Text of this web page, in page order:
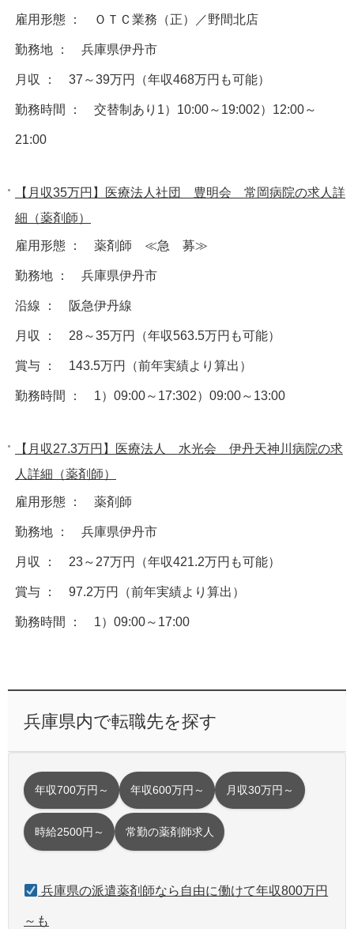
雇用形態 ： ＯＴＣ業務（正）／野間北店
勤務地 ： 兵庫県伊丹市
月収 ： 37～39万円（年収468万円も可能）
勤務時間 ： 交替制あり1）10:00～19:002）12:00～
21:00
【月収35万円】医療法人社団 豊明会 常岡病院の求人詳
細（薬剤師）
雇用形態 ： 薬剤師 ≪急 募≫
勤務地 ： 兵庫県伊丹市
沿線 ： 阪急伊丹線
月収 ： 28～35万円（年収563.5万円も可能）
賞与 ： 143.5万円（前年実績より算出）
勤務時間 ： 1）09:00～17:302）09:00～13:00
【月収27.3万円】医療法人 水光会 伊丹天神川病院の求
人詳細（薬剤師）
雇用形態 ： 薬剤師
勤務地 ： 兵庫県伊丹市
月収 ： 23～27万円（年収421.2万円も可能）
賞与 ： 97.2万円（前年実績より算出）
勤務時間 ： 1）09:00～17:00
兵庫県内で転職先を探す
年収700万円～ 年収600万円～ 月収30万円～
時給2500円～ 常勤の薬剤師求人
兵庫県の派遣薬剤師なら自由に働けて年収800万円
～も